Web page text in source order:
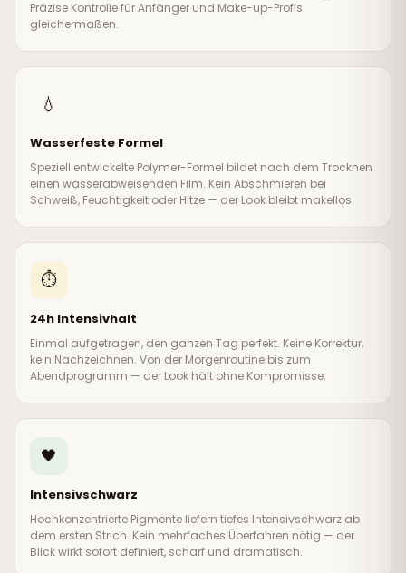
Präzise Kontrolle für Anfänger und Make-up-Profis
gleichermaßen.
💧
Wasserfeste Formel
Speziell entwickelte Polymer-Formel bildet nach dem Trocknen
einen wasserabweisenden Film. Kein Abschmieren bei
Schweiß, Feuchtigkeit oder Hitze — der Look bleibt makellos.
⏱️
24h Intensivhalt
Einmal aufgetragen, den ganzen Tag perfekt. Keine Korrektur,
kein Nachzeichnen. Von der Morgenroutine bis zum
Abendprogramm — der Look hält ohne Kompromisse.
🖤
Intensivschwarz
Hochkonzentrierte Pigmente liefern tiefes Intensivschwarz ab
dem ersten Strich. Kein mehrfaches Überfahren nötig — der
Blick wirkt sofort definiert, scharf und dramatisch.